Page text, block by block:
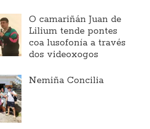
O camariñán Juan de
Lilium tende pontes
coa lusofonía a través
dos videoxogos
Nemiña Concilia